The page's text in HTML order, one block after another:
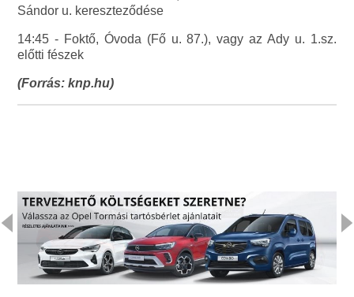
Sándor u. kereszteződése
14:45 - Foktő, Óvoda (Fő u. 87.), vagy az Ady u. 1.sz.
előtti fészek
(Forrás: knp.hu)